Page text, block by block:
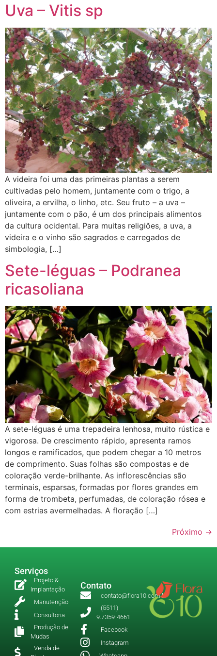
Uva – Vitis sp
A videira foi uma das primeiras plantas a serem
cultivadas pelo homem, juntamente com o trigo, a
oliveira, a ervilha, o linho, etc. Seu fruto – a uva –
juntamente com o pão, é um dos principais alimentos
da cultura ocidental. Para muitas religiões, a uva, a
videira e o vinho são sagrados e carregados de
simbologia, […]
Sete-léguas – Podranea
ricasoliana
A sete-léguas é uma trepadeira lenhosa, muito rústica e
vigorosa. De crescimento rápido, apresenta ramos
longos e ramificados, que podem chegar a 10 metros
de comprimento. Suas folhas são compostas e de
coloração verde-brilhante. As inflorescências são
terminais, esparsas, formadas por flores grandes em
forma de trombeta, perfumadas, de coloração rósea e
com estrias avermelhadas. A floração […]
Próximo →
Serviços
Projeto &
Implantação
Manutenção
Consultoria
Produção de
Mudas
Venda de
Contato
contato@flora10.com.br
(5511)
9.7359-4661
Facebook
Instagram